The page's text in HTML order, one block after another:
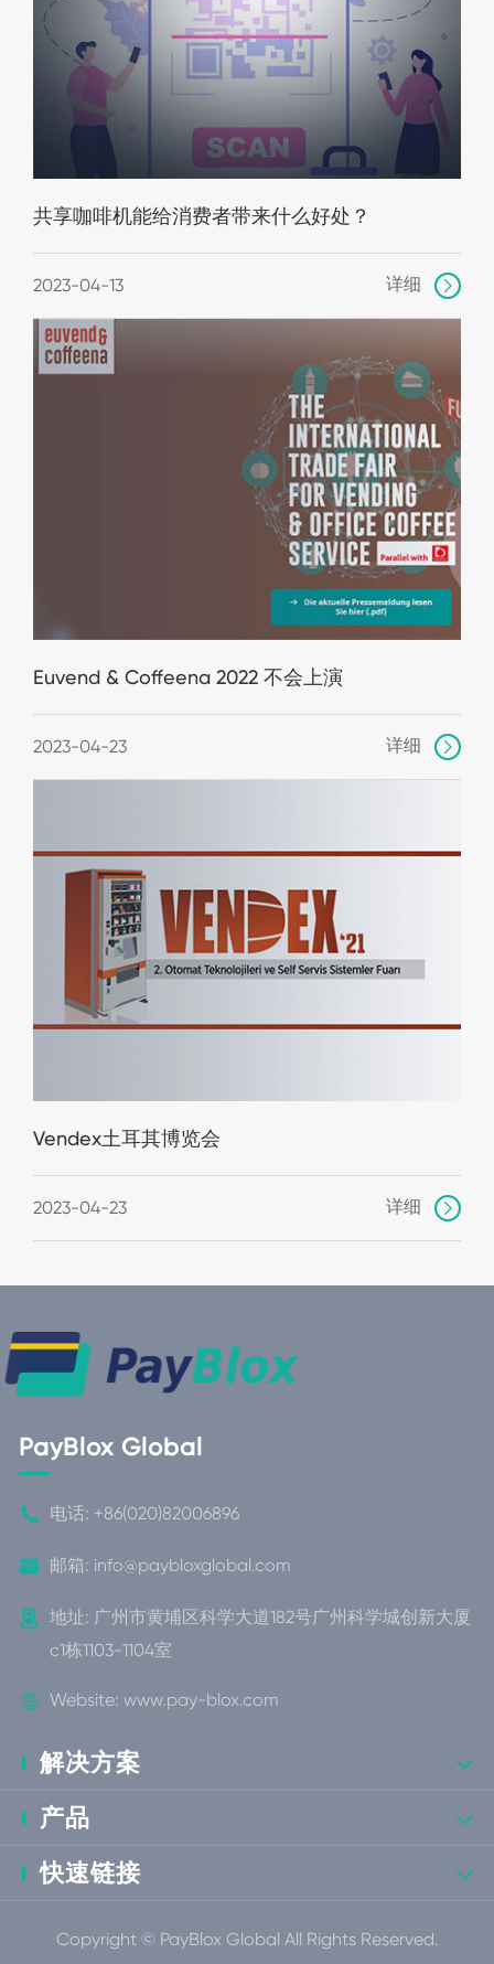
共享咖啡机能给消费者带来什么好处？
2023-04-13 详细 
Euvend & Coffeena 2022 不会上演
2023-04-23 详细 
Vendex土耳其博览会
2023-04-23 详细 
PayBlox Global
 电话: +86(020)82006896
 邮箱: info@paybloxglobal.com
 地址: 广州市黄埔区科学大道182号广州科学城创新大厦
c1栋1103-1104室
 Website: www.pay-blox.com
解决方案 
产品 
快速链接 
Copyright © PayBlox Global All Rights Reserved.